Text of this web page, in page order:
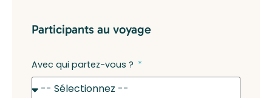
Participants au voyage
Avec qui partez-vous ?